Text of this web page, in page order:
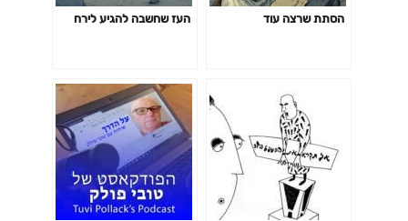
הסתת שרצה עוד העז שחשבה להגיע לירח